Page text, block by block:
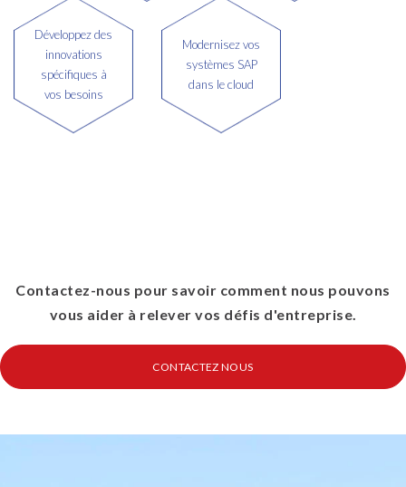
Développez des
innovations
spécifiques à
vos besoins
Modernisez vos
systèmes SAP
dans le cloud
Contactez-nous pour savoir comment nous pouvons
vous aider à relever vos défis d'entreprise.
CONTACTEZ NOUS